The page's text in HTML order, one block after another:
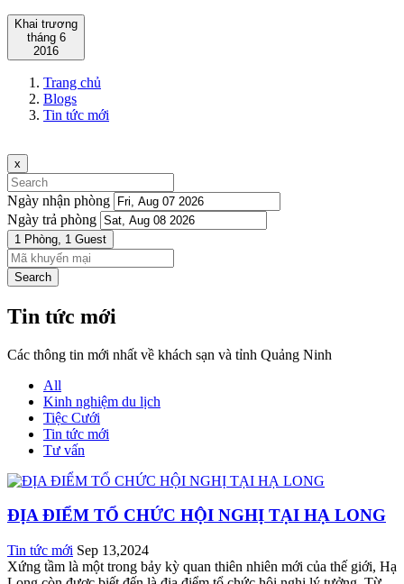
Khai trương
tháng 6
2016
Trang chủ
Blogs
Tin tức mới
x
Ngày nhận phòng
Ngày trả phòng
1 Phòng, 1 Guest
Search
Tin tức mới
Các thông tin mới nhất về khách sạn và tỉnh Quảng Ninh
All
Kinh nghiệm du lịch
Tiệc Cưới
Tin tức mới
Tư vấn
ĐỊA ĐIỂM TỔ CHỨC HỘI NGHỊ TẠI HẠ LONG
Tin tức mới Sep 13,2024
Xứng tầm là một trong bảy kỳ quan thiên nhiên mới của thế giới, Hạ